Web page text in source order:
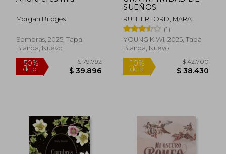
Morgan Bridges
Sombras, 2025, Tapa
Blanda, Nuevo
SUEÑOS
RUTHERFORD, MARA
(1)
YOUNG KIWI, 2025, Tapa
Blanda, Nuevo